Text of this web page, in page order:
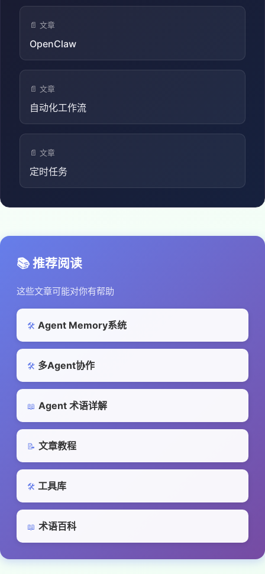
📄 文章
OpenClaw
📄 文章
自动化工作流
📄 文章
定时任务
📚 推荐阅读
这些文章可能对你有帮助
🛠️ Agent Memory系统
🛠️ 多Agent协作
📖 Agent 术语详解
📝 文章教程
🛠️ 工具库
📖 术语百科